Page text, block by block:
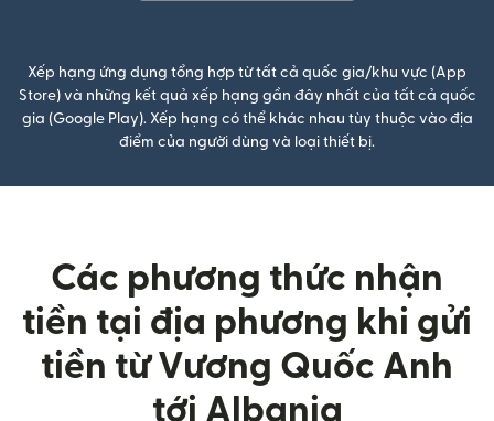
Xếp hạng ứng dụng tổng hợp từ tất cả quốc gia/khu vực (App
Store) và những kết quả xếp hạng gần đây nhất của tất cả quốc
gia (Google Play). Xếp hạng có thể khác nhau tùy thuộc vào địa
điểm của người dùng và loại thiết bị.
Các phương thức nhận
tiền tại địa phương khi gửi
tiền từ Vương Quốc Anh
tới Albania